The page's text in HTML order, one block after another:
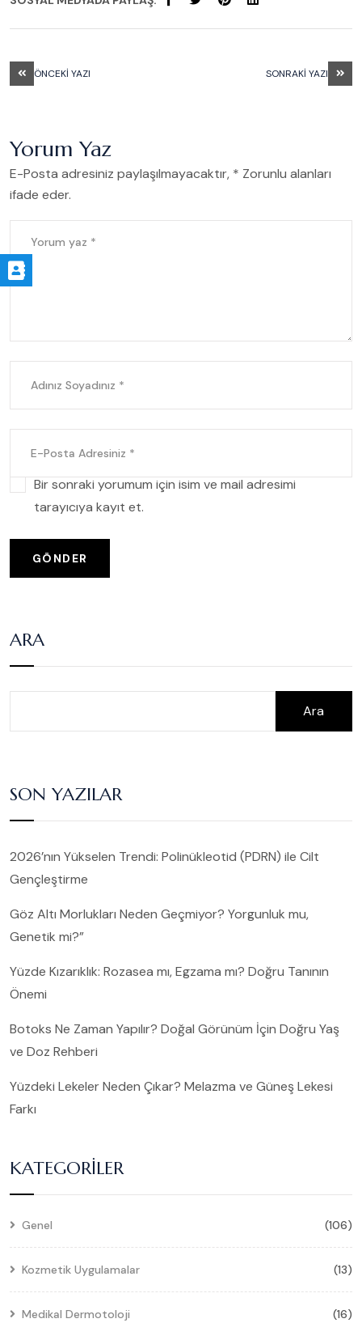
ÖNCEKI YAZI SONRAKI YAZI
Yorum Yaz
E-Posta adresiniz paylaşılmayacaktır, * Zorunlu alanları
ifade eder.
Bir sonraki yorumum için isim ve mail adresimi
tarayıcıya kayıt et.
GÖNDER
ARA
Ara
SON YAZILAR
2026’nın Yükselen Trendi: Polinükleotid (PDRN) ile Cilt
Gençleştirme
Göz Altı Morlukları Neden Geçmiyor? Yorgunluk mu,
Genetik mi?”
Yüzde Kızarıklık: Rozasea mı, Egzama mı? Doğru Tanının
Önemi
Botoks Ne Zaman Yapılır? Doğal Görünüm İçin Doğru Yaş
ve Doz Rehberi
Yüzdeki Lekeler Neden Çıkar? Melazma ve Güneş Lekesi
Farkı
KATEGORILER
Genel (106)
Kozmetik Uygulamalar (13)
Medikal Dermotoloji (16)